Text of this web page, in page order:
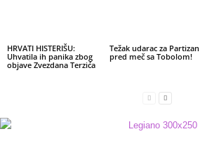
HRVATI HISTERIŠU:
Uhvatila ih panika zbog
objave Zvezdana Terzića
Težak udarac za Partizan
pred meč sa Tobolom!